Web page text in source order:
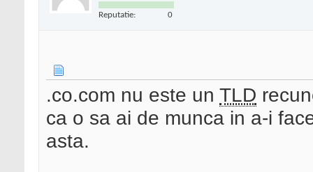
Reputatie: 0
.co.com nu este un TLD
ca o sa ai de munca in a-i
asta.